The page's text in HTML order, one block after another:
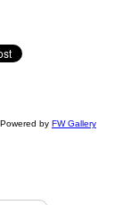
Powered by FW Gallery